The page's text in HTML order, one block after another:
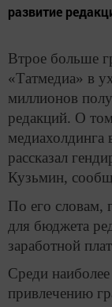
развитие
Втрое больше
«Татмедиа» в
миллионов
редакций. О
медиахолдинга
рассказал
Кузьмин,
По его словам,
для бюджета
заработной
Среди
привлечению